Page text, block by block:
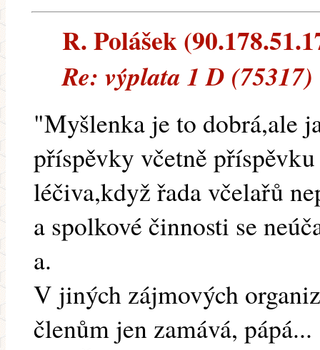
R. Polášek
Re: výplata 1 D (75317)
"Myšlenka je to dobrá,ale
příspěvky včetně
léčiva,když řada včelařů
a spolkové činnosti se
a.
V jiných zájmových
členům jen zamává, pápá...